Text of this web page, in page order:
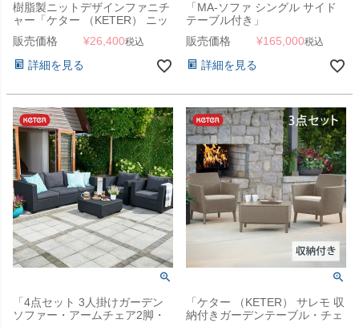
樹脂製ニットデザインファニチ
ャー「ケター （KETER） ニッ
ト コージーアーバンセット
（KNIT COZY URBAN SET）」
販売価格 ¥26,400税込
詳細を見る
「MA-ソファ シングル サイド
テーブル付き」
販売価格
¥165,000税込
詳細を見る
「4点セット 3人掛けガーデン
ソファー・アームチェア2脚・
「ケター （KETER） サレモ 収
納付きガーデンテーブル・チェ